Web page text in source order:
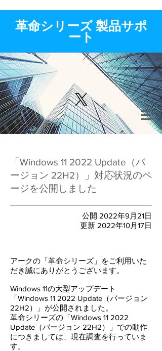
​革命シリーズ 製品サポ
ート
「 Windows 11 2022 Update（バ
ージョン 22H2）
」対応状況のペ
ージを公開しました
公開 2022年9月21日
​更新 2022年10月17日
アークの「革命シリーズ」をご利用いた
だき誠にありがとうございます。
Windows 11の大型アップデート
「Windows 11 2022 Update（バージョン
22H2）
」が公開されました。
革命シリーズの「Windows 11 2022
Update（バージョン 22H2）
」での動作
につきましては、現在調査を行っていま
す。